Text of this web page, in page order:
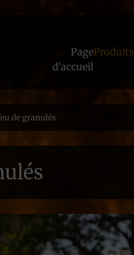
Page
d'accueil
Produits
de granulés